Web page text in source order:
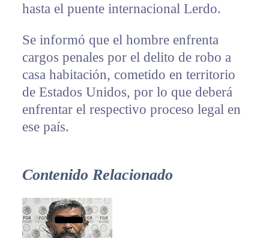
hasta el puente internacional Lerdo.
Se informó que el hombre enfrenta
cargos penales por el delito de robo a
casa habitación, cometido en territorio
de Estados Unidos, por lo que deberá
enfrentar el respectivo proceso legal en
ese país.
Contenido Relacionado